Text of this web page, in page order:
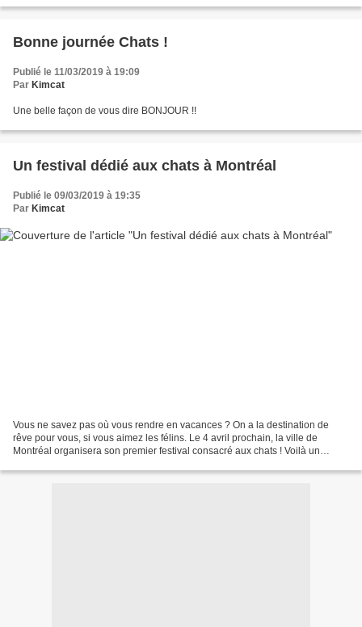
Bonne journée Chats !
Publié le 11/03/2019 à 19:09
Par Kimcat
Une belle façon de vous dire BONJOUR !!
Un festival dédié aux chats à Montréal
Publié le 09/03/2019 à 19:35
Par Kimcat
Vous ne savez pas où vous rendre en vacances ? On a la destination de
rêve pour vous, si vous aimez les félins. Le 4 avril prochain, la ville de
Montréal organisera son premier festival consacré aux chats ! Voilà un